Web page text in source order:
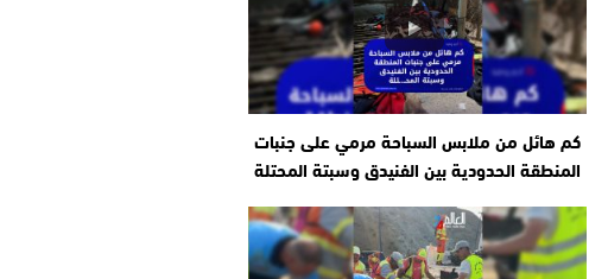
كم هائل من ملابس السباحة مرمي على جنبات
المنطقة الحدودية بين الفنيدق وسبتة المحتلة